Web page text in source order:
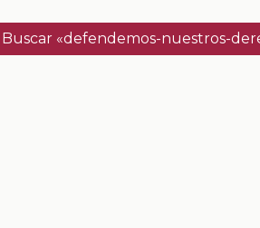
Buscar «defendemos-nuestros-